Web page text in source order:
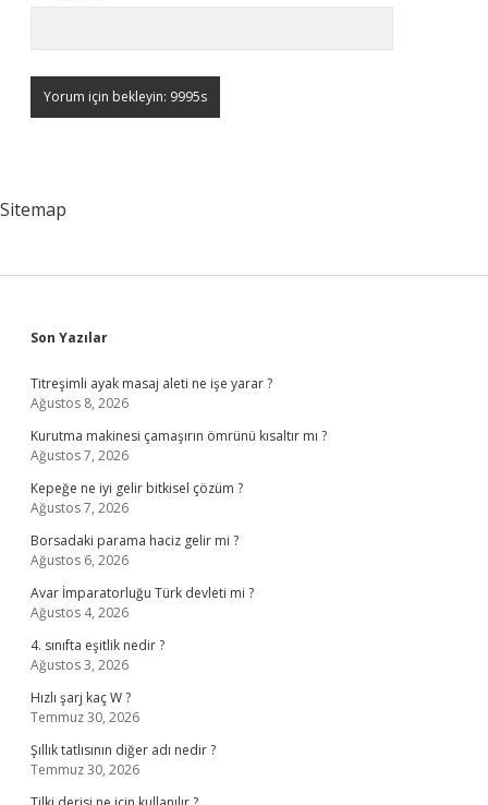
Sitemap
Sidebar
Son Yazılar
Titreşimli ayak masaj aleti ne işe yarar ?
Ağustos 8, 2026
Kurutma makinesi çamaşırın ömrünü kısaltır mı ?
Ağustos 7, 2026
Kepeğe ne iyi gelir bitkisel çözüm ?
Ağustos 7, 2026
Borsadaki parama haciz gelir mi ?
Ağustos 6, 2026
Avar İmparatorluğu Türk devleti mi ?
Ağustos 4, 2026
4. sınıfta eşitlik nedir ?
Ağustos 3, 2026
Hızlı şarj kaç W ?
Temmuz 30, 2026
Şıllık tatlısının diğer adı nedir ?
Temmuz 30, 2026